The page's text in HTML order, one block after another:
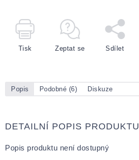
Tisk Zeptat se Sdílet
Popis Podobné (6) Diskuze
DETAILNÍ POPIS PRODUKTU
Popis produktu není dostupný